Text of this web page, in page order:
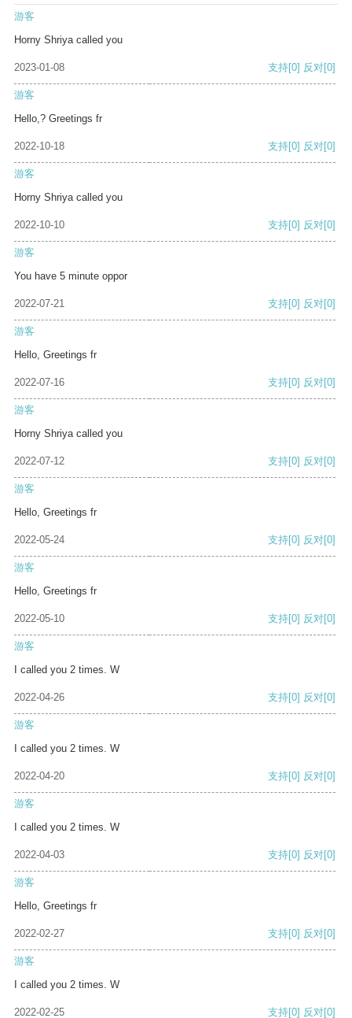
游客
Horny Shriya called you
2023-01-08 支持[0] 反对[0]
游客
Hello,? Greetings fr
2022-10-18 支持[0] 反对[0]
游客
Horny Shriya called you
2022-10-10 支持[0] 反对[0]
游客
You have 5 minute oppor
2022-07-21 支持[0] 反对[0]
游客
Hello, Greetings fr
2022-07-16 支持[0] 反对[0]
游客
Horny Shriya called you
2022-07-12 支持[0] 反对[0]
游客
Hello, Greetings fr
2022-05-24 支持[0] 反对[0]
游客
Hello, Greetings fr
2022-05-10 支持[0] 反对[0]
游客
I called you 2 times. W
2022-04-26 支持[0] 反对[0]
游客
I called you 2 times. W
2022-04-20 支持[0] 反对[0]
游客
I called you 2 times. W
2022-04-03 支持[0] 反对[0]
游客
Hello, Greetings fr
2022-02-27 支持[0] 反对[0]
游客
I called you 2 times. W
2022-02-25 支持[0] 反对[0]